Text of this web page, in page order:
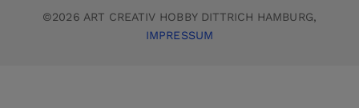
©2026 ART CREATIV HOBBY DITTRICH HAMBURG,
IMPRESSUM